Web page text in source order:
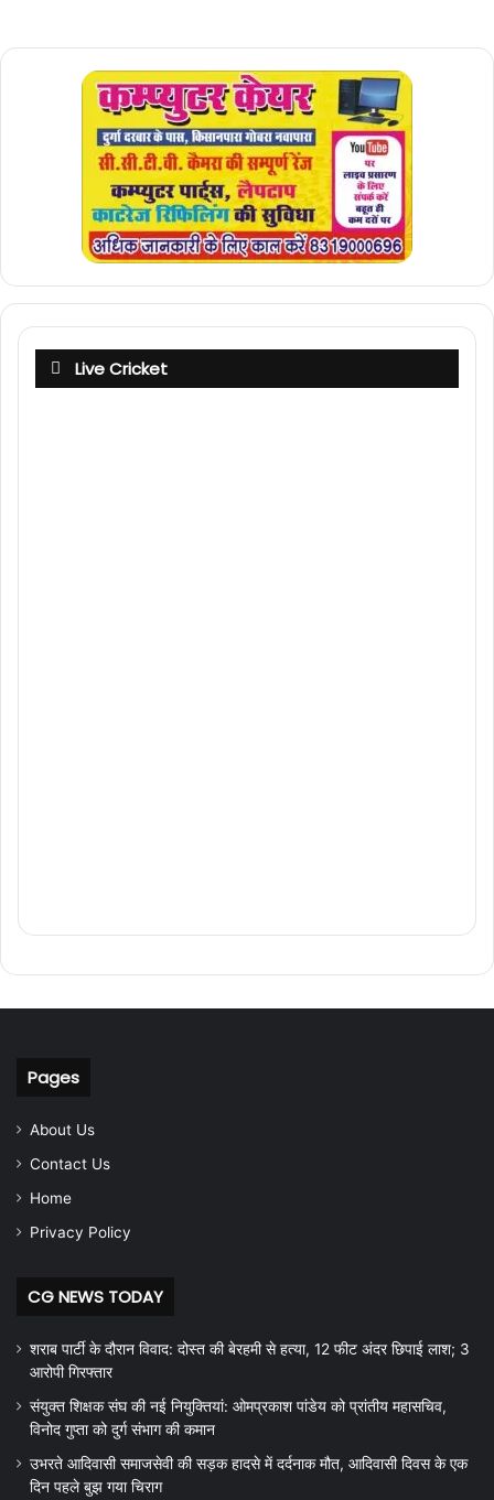
Live Cricket
Pages
About Us
Contact Us
Home
Privacy Policy
CG NEWS TODAY
शराब पार्टी के दौरान विवाद: दोस्त की बेरहमी से हत्या, 12 फीट अंदर छिपाई लाश; 3
आरोपी गिरफ्तार
संयुक्त शिक्षक संघ की नई नियुक्तियां: ओमप्रकाश पांडेय को प्रांतीय महासचिव,
विनोद गुप्ता को दुर्ग संभाग की कमान
उभरते आदिवासी समाजसेवी की सड़क हादसे में दर्दनाक मौत, आदिवासी दिवस के एक
दिन पहले बुझ गया चिराग